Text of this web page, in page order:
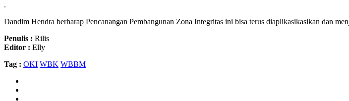
.
Dandim Hendra berharap Pencanangan Pembangunan Zona Integritas ini bisa terus diaplikasikasikan dan
Penulis : Rilis
Editor : Elly
Tag : OKI WBK WBBM